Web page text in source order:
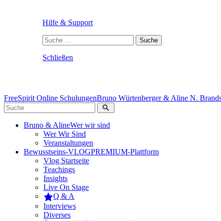
Hilfe & Support
Suche
nach:
Schließen
FreeSpirit Online SchulungenBruno Würtenberger & Aline N.
Bruno & AlineWer wir sind
Wer Wir Sind
Veranstaltungen
Bewusstseins-VLOGPREMIUM-Plattform
Vlog Startseite
Teachings
Insights
Live On Stage
Q & A
Interviews
Diverses